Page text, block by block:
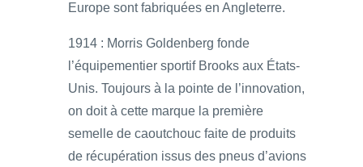
Europe sont fabriquées en Angleterre.
1914 : Morris Goldenberg fonde
l’équipementier sportif Brooks aux États-
Unis. Toujours à la pointe de l’innovation,
on doit à cette marque la première
semelle de caoutchouc faite de produits
de récupération issus des pneus d’avions